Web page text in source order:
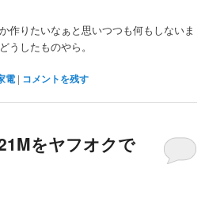
作りたいなぁと思いつつも何もしないま
うしたものやら。
電 | コメントを残す
をヤフオクで